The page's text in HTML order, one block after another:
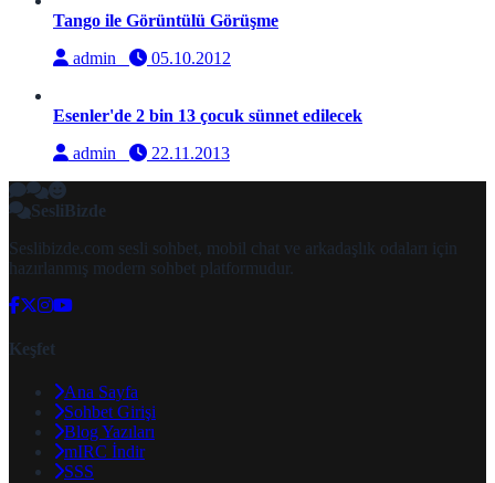
Tango ile Görüntülü Görüşme
admin
05.10.2012
Esenler'de 2 bin 13 çocuk sünnet edilecek
admin
22.11.2013
SesliBizde
Seslibizde.com sesli sohbet, mobil chat ve arkadaşlık odaları için
hazırlanmış modern sohbet platformudur.
Keşfet
Ana Sayfa
Sohbet Girişi
Blog Yazıları
mIRC İndir
SSS